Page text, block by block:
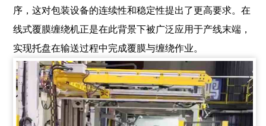
序，这对包装设备的连续性和稳定性提出了更高要求。在
线式覆膜缠绕机正是在此背景下被广泛应用于产线末端，
实现托盘在输送过程中完成覆膜与缠绕作业。